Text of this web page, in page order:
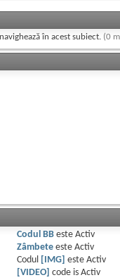
în acest subiect. (0
Codul BBeste Activ
Zâmbeteeste Activ
Codul
[IMG] este Activ
[VIDEO]
code is Activ